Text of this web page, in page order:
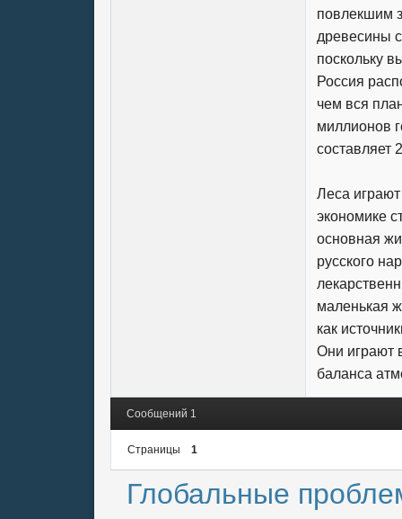
повлекшим
древесины
поскольку
Россия
чем вся
миллионов
составляет
Леса
экономике
основная
русского
маленькая
как
Они играют
баланса
Сообщений 1
Страницы 1
Глобальные